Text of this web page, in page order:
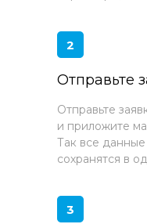
3
Отправьте
и приложите
Так все
сохранятся в
Отправьте
2